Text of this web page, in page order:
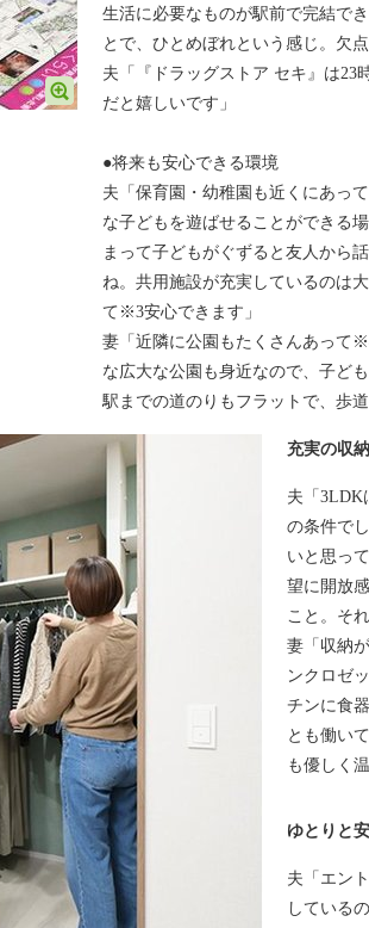
生活に必要なものが駅前で完結で
とで、ひとめぼれという感じ。欠
夫「『ドラッグストア セキ』は23
だと嬉しいです」
●将来も安心できる環境
夫「保育園・幼稚園も近くにあっ
な子どもを遊ばせることができる
まって子どもがぐずると友人から
ね。共用施設が充実しているのは
て※3安心できます」
妻「近隣に公園もたくさんあって
な広大な公園も身近なので、子ど
駅までの道のりもフラットで、歩
充実の収
夫「3LDK
の条件で
いと思っ
望に開放
こと。そ
妻「収納
ンクロゼ
チンに食
とも働い
も優しく
ゆとりと
夫「エン
している